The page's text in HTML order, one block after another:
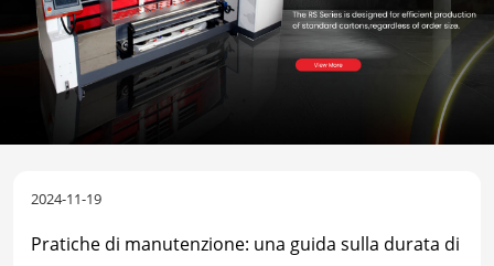
2024-11-19
Pratiche di manutenzione: una guida sulla durata di